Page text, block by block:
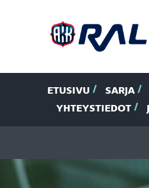
ETUSIVU SARJA
YHTEYSTIEDOT